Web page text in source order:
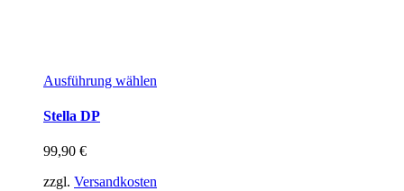
Ausführung wählen
Stella DP
99,90 €
zzgl. Versandkosten